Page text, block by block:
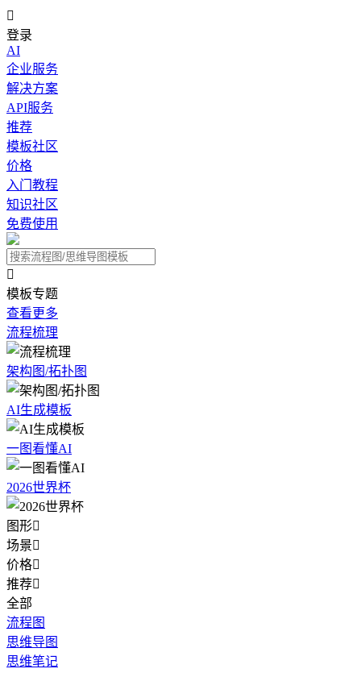

登录
AI
企业服务
解决方案
API服务
推荐
模板社区
价格
入门教程
知识社区
免费使用

模板专题
查看更多
流程梳理
架构图/拓扑图
AI生成模板
一图看懂AI
2026世界杯
图形
场景
价格
推荐
全部
流程图
思维导图
思维笔记